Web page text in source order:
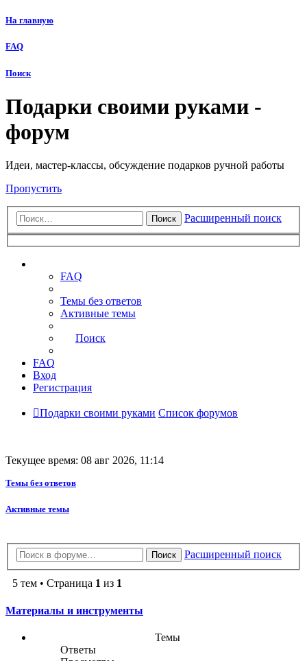
На главную
FAQ
Поиск
Подарки своими руками -
форум
Идеи, мастер-классы, обсуждение подарков ручной работы
Пропустить
Поиск Расширенный поиск
FAQ
Темы без ответов
Активные темы
Поиск
FAQ
Вход
Регистрация
Подарки своими руками Список форумов
Текущее время: 08 авг 2026, 11:14
Темы без ответов
Активные темы
Поиск Расширенный поиск
5 тем • Страница 1 из 1
Материалы и инструменты
Темы
Ответы